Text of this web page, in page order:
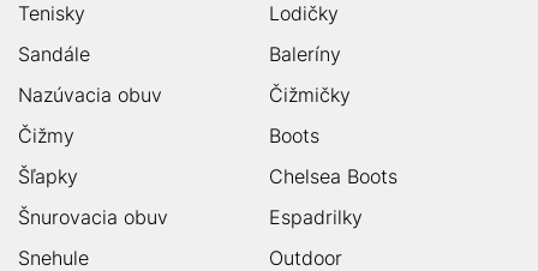
Tenisky
Lodičky
Sandále
Baleríny
Nazúvacia obuv
Čižmičky
Čižmy
Boots
Šľapky
Chelsea Boots
Šnurovacia obuv
Espadrilky
Snehule
Outdoor